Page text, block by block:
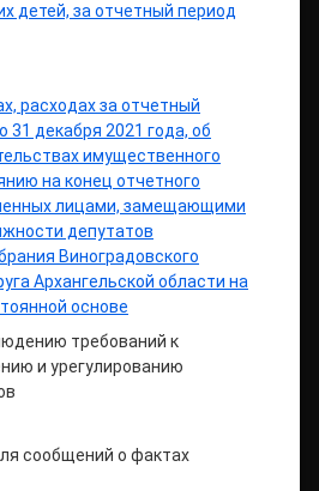
детей, за отчетный период
расходах за отчетный
31 декабря 2021 года, об
имущественного
на конец отчетного
лицами, замещающими
депутатов
Виноградовского
Архангельской области на
основе
требований к
и урегулированию
сообщений о фактах